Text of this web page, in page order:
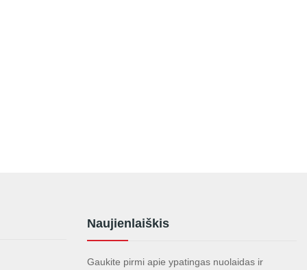
Naujienlaiškis
Gaukite pirmi apie ypatingas nuolaidas ir